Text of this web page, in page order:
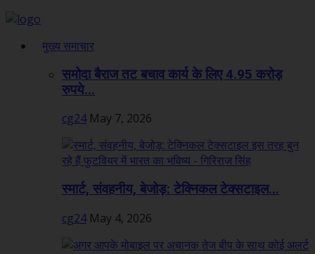
मुख्य समाचार
समोदा बैराज तट बचाव कार्य के लिए 4.95 करोड़
रुपये...
cg24 May 7, 2026
स्मार्ट, संवहनीय, बेजोड़: टेक्निकल टेक्सटाइल...
cg24 May 4, 2026